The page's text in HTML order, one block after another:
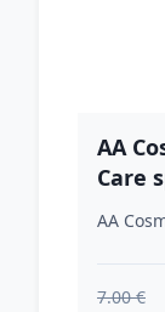
AA
Care
AA
7.00 €